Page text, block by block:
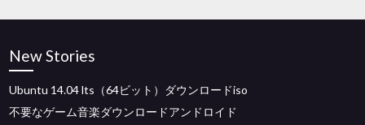
New Stories
Ubuntu 14.04 lts（64ビット）ダウンロードiso
不要なゲーム音楽ダウンロードアンドロイド